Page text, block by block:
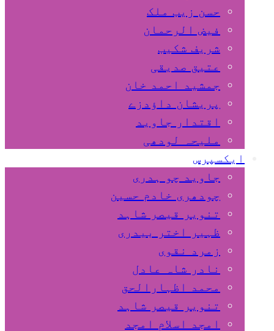
حسن زیب ملک
فیض الرحمان
شریف شکیب
عتیق صدیقی
جمشید احمد خان
پریشان داﺅدزے
اقتدار جاوید
ملیحہ لودھی
ایکسپرس
جاوید چو ہدری
چودھری خادم حسین
تنویر قیصر شاہد
ظہیر اختر بیدری
زمرد نقوی
نادر شاہ عادل
محمد اظہارالحق
تنویر قیصر شاہد
امجد اسلام امجد